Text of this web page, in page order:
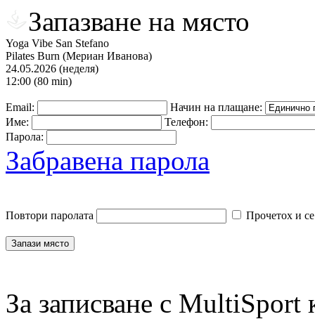
Запазване на място
Yoga Vibe San Stefano
Pilates Burn (Мериан Иванова)
24.05.2026 (неделя)
12:00 (80 min)
Email:
Начин на плащане:
Име:
Телефон:
Парола:
Забравена парола
Повтори паролата Прочетох и
За записване с MultiSport